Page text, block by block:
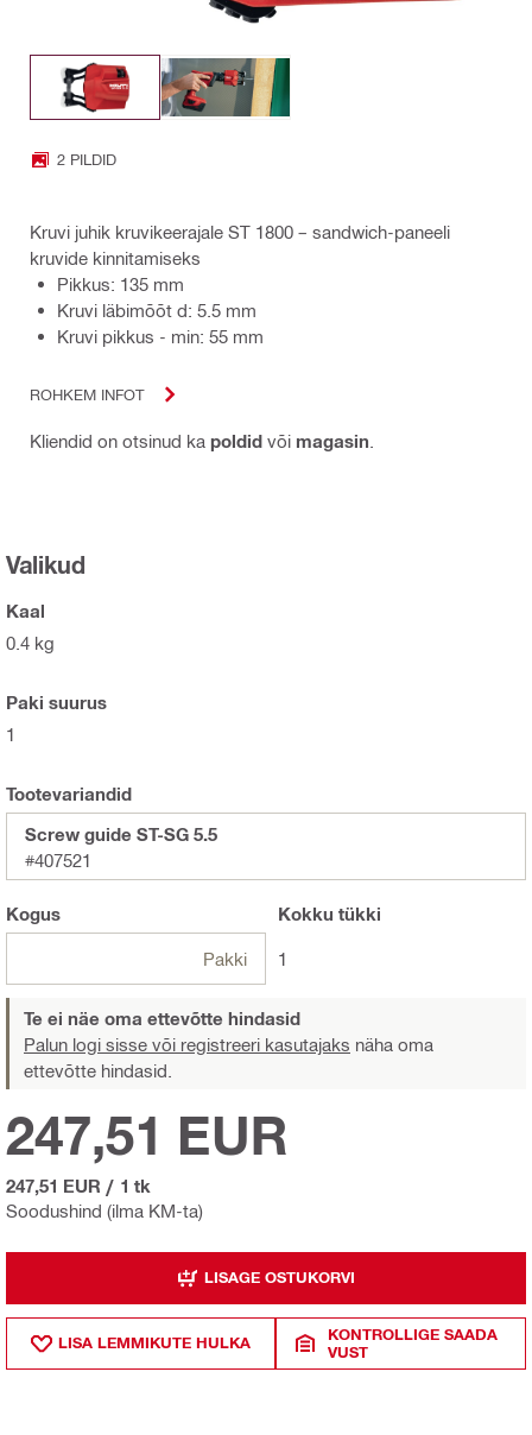
2 PILDID
Kruvi juhik kruvikeerajale ST 1800 – sandwich-paneeli
kruvide kinnitamiseks
Pikkus: 135 mm
Kruvi läbimõõt d: 5.5 mm
Kruvi pikkus - min: 55 mm
ROHKEM INFOT
Kliendid on otsinud ka poldid või magasin
Valikud
Kaal
0.4 kg
Paki suurus
1
Tootevariandid
Screw guide ST-SG 5.5
#407521
Kogus
Pakki
Kokku tükki
1
Te ei näe oma ettevõtte hindasid
Palun logi sisse või registreeri kasutajaks näha oma
ettevõtte hindasid.
Soodushind (ilma KM-ta)
247,51 EUR
247,51 EUR / 1 tk
LISAGE OSTUKORVI
LISA LEMMIKUTE HULKA
KONTROLLIGE SAADA
VUST